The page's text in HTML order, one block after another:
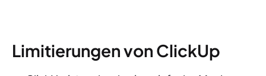
Limitierungen von ClickUp